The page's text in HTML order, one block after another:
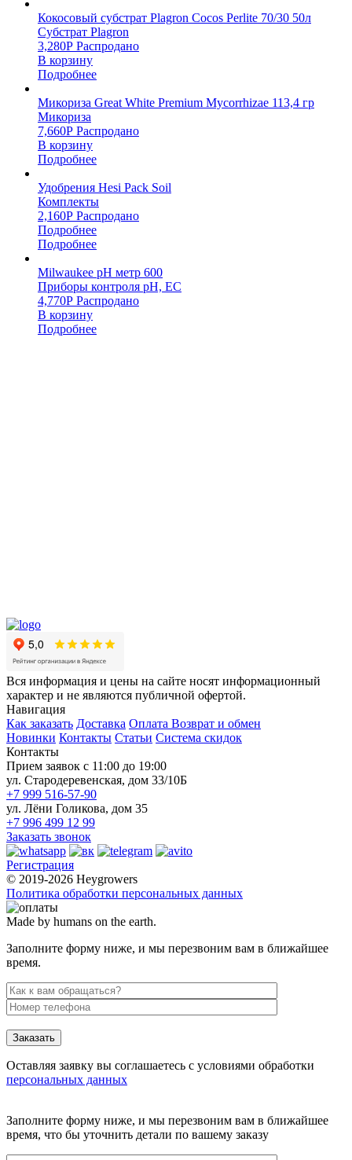
Кокосовый субстрат Plagron Cocos Perlite 70/30 50л
Субстрат Plagron
3,280Р Распродано
В корзину
Подробнее
Микориза Great White Premium Mycorrhizae 113,4 гр
Микориза
7,660Р Распродано
В корзину
Подробнее
Удобрения Hesi Pack Soil
Комплекты
2,160Р Распродано
Подробнее
Подробнее
Milwaukee pH метр 600
Приборы контроля pH, EC
4,770Р Распродано
В корзину
Подробнее
Вся информация и цены на сайте носят информационный
характер и не являются публичной офертой.
Навигация
Как заказать Доставка Оплата Возврат и обмен
Новинки Контакты Статьи Система скидок
Контакты
Прием заявок с 11:00 до 19:00
ул. Стародеревенская, дом 33/10Б
+7 999 516-57-90
ул. Лёни Голикова, дом 35
+7 996 499 12 99
Заказать звонок
Регистрация
© 2019-2026 Heygrowers
Политика обработки персональных данных
Made by humans on the earth.
Заполните форму ниже, и мы перезвоним вам в ближайшее
время.
Заказать
Оставляя заявку вы соглашаетесь с условиями обработки
персональных данных
Заполните форму ниже, и мы перезвоним вам в ближайшее
время, что бы уточнить детали по вашему заказу